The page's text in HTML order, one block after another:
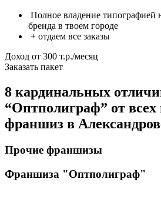
Полное владение типографией
бренда в твоем городе
+ отдаем все заказы
Доход от 300 т.р./месяц
Заказать пакет
8 кардинальных
“Оптполиграф” от всех
франшиз в
Прочие франшизы
Франшиза "Оптполиграф"